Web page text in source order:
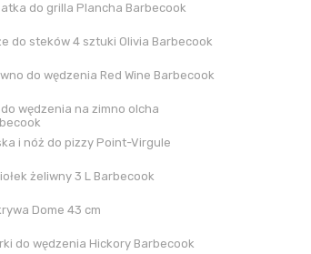
do grilla Plancha Barbecook
do steków 4 sztuki Olivia Barbecook
do wędzenia Red Wine Barbecook
do wędzenia na zimno olcha
i nóż do pizzy Point-Virgule
żeliwny 3 L Barbecook
Dome 43 cm
do wędzenia Hickory Barbecook